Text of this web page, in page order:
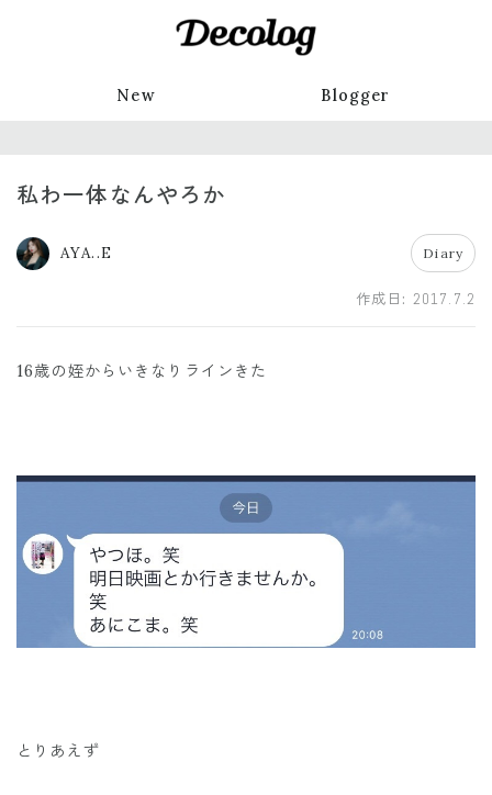
New Blogger
私わ一体なんやろか
AYA..E Diary
作成日: 2017.7.2
16歳の姪からいきなりラインきた
とりあえず